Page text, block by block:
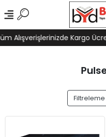
Alışverişlerinizde Kargo
Filtreleme